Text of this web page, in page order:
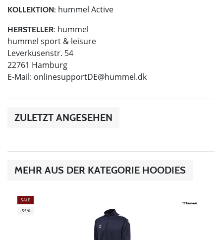
KOLLEKTION: hummel Active
HERSTELLER: hummel
hummel sport & leisure
Leverkusenstr. 54
22761 Hamburg
E-Mail: onlinesupportDE@hummel.dk
ZULETZT ANGESEHEN
MEHR AUS DER KATEGORIE HOODIES
SALE
-55%